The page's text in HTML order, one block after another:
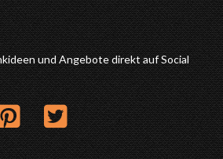
und Angebote direkt auf Social